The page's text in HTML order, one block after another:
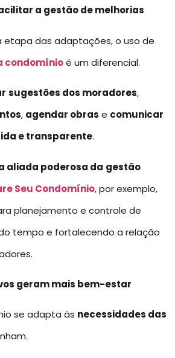
a gestão de melhorias
etapa das adaptações, o uso de
condomínioé um diferencial.
sugestões dos moradores,
, agendar obras e comunicar
e transparente.
aliada poderosa da gestão
Seu Condomínio, por exemplo,
planejamento e controle de
tempo e fortalecendo a relação
geram mais bem-estar
se adapta às necessidades das